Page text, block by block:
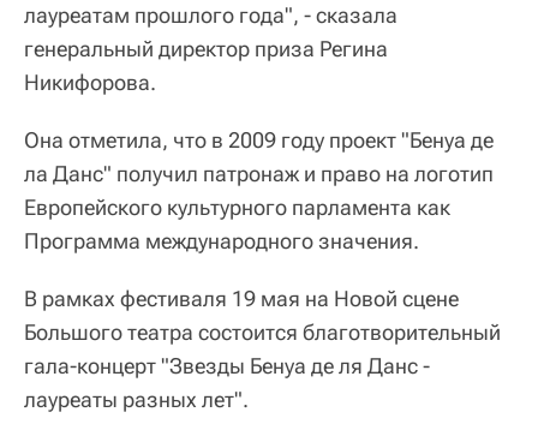
лауреатам прошлого года", - сказала
генеральный директор приза Регина
Никифорова.
Она отметила, что в 2009 году проект "Бенуа де
ла Данс" получил патронаж и право на логотип
Европейского культурного парламента как
Программа международного значения.
В рамках фестиваля 19 мая на Новой сцене
Большого театра состоится благотворительный
гала-концерт "Звезды Бенуа де ля Данс -
лауреаты разных лет".